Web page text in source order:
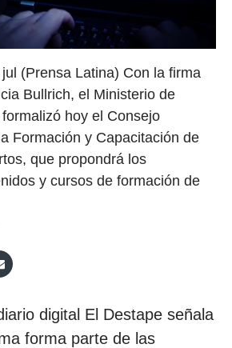
(Prensa Latina) Con la firma
Bullrich, el Ministerio de
hoy el Consejo
Formación y Capacitación de
que propondrá los
y cursos de formación de
digital El Destape señala
forma parte de las